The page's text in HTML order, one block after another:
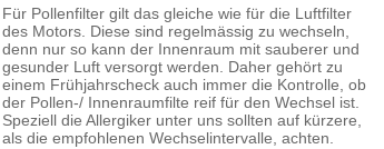
Für Pollenfilter gilt das gleiche wie für die Luftfilter
des Motors. Diese sind regelmässig zu wechseln,
denn nur so kann der Innenraum mit sauberer und
gesunder Luft versorgt werden. Daher gehört zu
einem Frühjahrscheck auch immer die Kontrolle, ob
der Pollen-/ Innenraumfilte reif für den Wechsel ist.
Speziell die Allergiker unter uns sollten auf kürzere,
als die empfohlenen Wechselintervalle, achten.